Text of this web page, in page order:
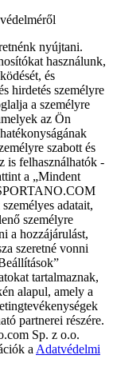
nyújtani.
használunk,
és
hirdetés személyre
a személyre
az Ön
szabott és
is felhasználhatók -
a „Mindent
adatait,
személyre
a hozzájárulást,
szeretné vonni
tartalmaznak,
alapul, amely a
partnerei részére.
Sp. z o.o.
a Adatvédelmi